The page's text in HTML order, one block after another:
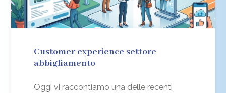
Customer experience settore
abbigliamento
Oggi vi raccontiamo una delle recenti